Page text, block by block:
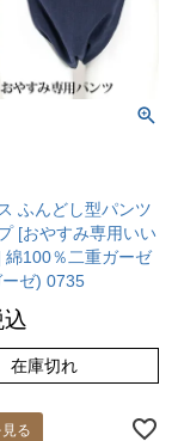
ふんどし型パンツ
[おやすみ専用いい
綿100％二重ガーゼ
ゼ) 0735
在庫切れ
る